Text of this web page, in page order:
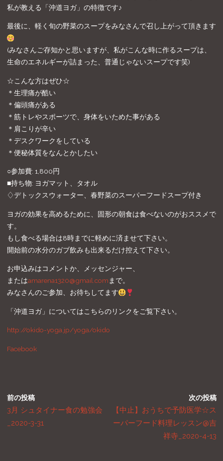
私が教える「沖道ヨガ」の特徴です♪
最後に、軽く旬の野菜のスープをみなさんで召し上がって頂きます
(みなさんご存知かと思いますが、私がこんな時に作るスープは、
生命のエネルギーが詰まった、普通じゃないスープです笑)
☆こんな方はぜひ☆
＊生理痛が酷い
＊偏頭痛がある
＊筋トレやスポーツで、身体をいためた事がある
＊肩こりが辛い
＊デスクワークをしている
＊便秘体質をなんとかしたい
○参加費: 1,800円
■持ち物: ヨガマット、タオル
♢デトックスウォーター、春野菜のスーパーフードスープ付き
ヨガの効果を高めるために、固形の朝食は食べないのがおススメで
す。
もし食べる場合は8時までに軽めに済ませて下さい。
開始前の水分のガブ飲みも出来るだけ控えて下さい。
お申込みはコメントか、メッセンジャー、
またはamarena1320@gmail.comまで。
みなさんのご参加、お待ちしてます
「沖道ヨガ」についてはこちらのリンクをご覧下さい。
http://okido-yoga.jp/yoga/okido
Facebook
前の投稿
3月 シュタイナー食の勉強会
_2020-3-31
次の投稿
【中止】おうちで予防医学☆ス
ーパーフード料理レッスン@吉
祥寺_2020-4-13